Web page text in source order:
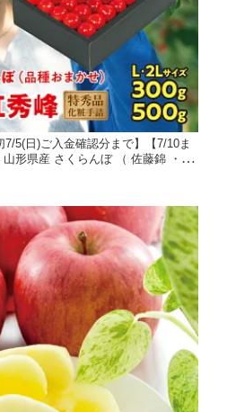
7/5(日)ご入金確認分まで】【7/10ま
形県産 さくらんぼ （ 佐藤錦 ・ 紅
にて※ 特秀品 L 化粧手詰 選べる (
年6月下旬から7月上旬発送】 高級